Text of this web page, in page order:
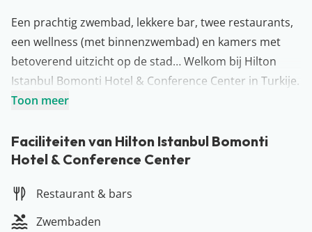
Een prachtig zwembad, lekkere bar, twee restaurants,
een wellness (met binnenzwembad) en kamers met
betoverend uitzicht op de stad… Welkom bij Hilton
Istanbul Bomonti Hotel & Conference Center in Turkije.
In dit luxe 5* hotel kunnen jullie rekenen op topservice.
rooftopbar of neem gelijk een verfrissende plons in het
zwembad. Het zonneterras is daarna de place to be
uitleven in de fitnessruimte. Het oude centrum is ook
zeker een bezoekje waard. Veel plezier!
Toon meer
Faciliteiten van Hilton Istanbul Bomonti
Hotel & Conference Center
Restaurant & bars
Zwembaden